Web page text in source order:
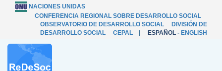
NACIONES UNIDAS
CONFERENCIA REGIONAL SOBRE DESARROLLO SOCIAL
OBSERVATORIO DE DESARROLLO SOCIAL
DIVISIÓN DE
DESARROLLO SOCIAL
CEPAL ESPAÑOL - ENGLISH